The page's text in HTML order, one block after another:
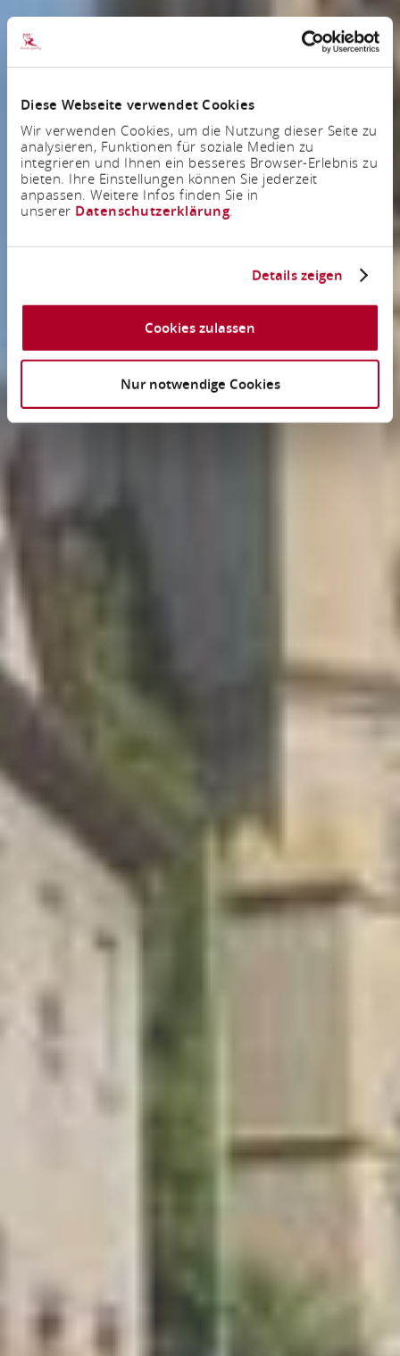
Diese Webseite verwendet Cookies
Wir verwenden Cookies, um die Nutzung dieser Seite zu
analysieren, Funktionen für soziale Medien zu
integrieren und Ihnen ein besseres Browser-Erlebnis zu
bieten. Ihre Einstellungen können Sie jederzeit
anpassen. Weitere Infos finden Sie in
unserer Datenschutzerklärung.
Details zeigen
Cookies zulassen
Nur notwendige Cookies